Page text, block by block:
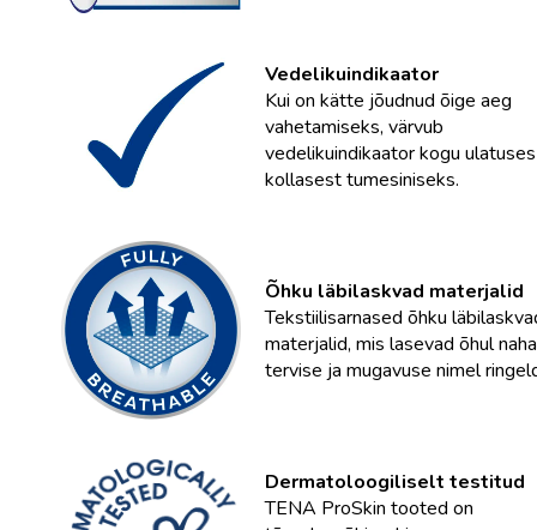
Vedelikuindikaator
Kui on kätte jõudnud õige aeg
vahetamiseks, värvub
vedelikuindikaator kogu ulatuses
kollasest tumesiniseks.
Õhku läbilaskvad materjalid
Tekstiilisarnased õhku
materjalid, mis lasevad õhul naha
tervise ja mugavuse nimel
Dermatoloogiliselt testitud
TENA ProSkin tooted on